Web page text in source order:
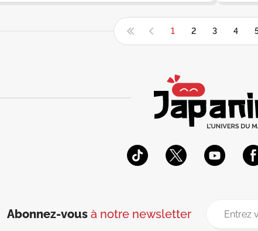
1 2 3 4
Abonnez-vous à notre newsletter